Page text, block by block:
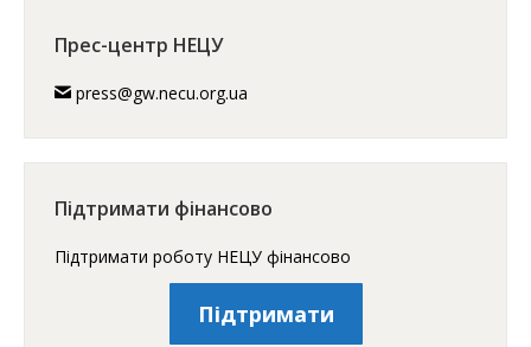
Прес-центр НЕЦУ
press@gw.necu.org.ua
Підтримати фінансово
Підтримати роботу НЕЦУ фінансово
Підтримати